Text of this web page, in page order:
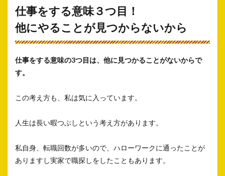
仕事をする意味３つ目！
他にやることが見つからないから
仕事をする意味の3つ目は、他に見つかることがないからで
す。
この考え方も、私は気に入っています。
人生は長い暇つぶしという考え方があります。
私自身、転職回数が多いので、ハローワークに通ったことが
ありますし実家で職探しをしたこともあります。